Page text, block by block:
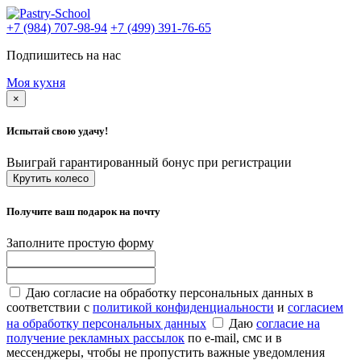
+7 (984) 707-98-94 +7 (499) 391-76-65
Подпишитесь на нас
Моя кухня
×
Испытай свою удачу!
Выиграй гарантированный бонус при регистрации
Крутить колесо
Получите ваш подарок на почту
Заполните простую форму
Даю согласие на обработку персональных данных в
соответствии с политикой конфиденциальности и согласием
на обработку персональных данных
Даю согласие на
получение рекламных рассылок по e-mail, смс и в
мессенджеры, чтобы не пропустить важные уведомления